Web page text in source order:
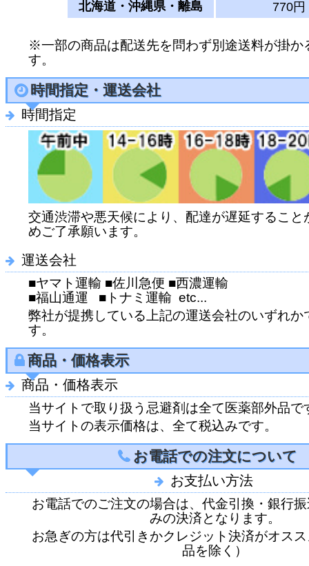
北海道・沖縄県・離島 770円
※一部の商品は配送先を問わず別途送料が掛か
す。
時間指定・運送会社
時間指定
交通渋滞や悪天候により、配達が遅延すること
めご了承願います。
運送会社
■ヤマト運輸 ■佐川急便 ■西濃運輸
■福山通運 ■トナミ運輸 etc...
弊社が提携している上記の運送会社のいずれか
す。
商品・価格表示
商品・価格表示
当サイトで取り扱う忌避剤は全て医薬部外品で
当サイトの表示価格は、全て税込みです。
お電話での注文について
お支払い方法
お電話でのご注文の場合は、代金引換・銀行
みの決済となります。
お急ぎの方は代引きかクレジット決済がオス
品を除く）